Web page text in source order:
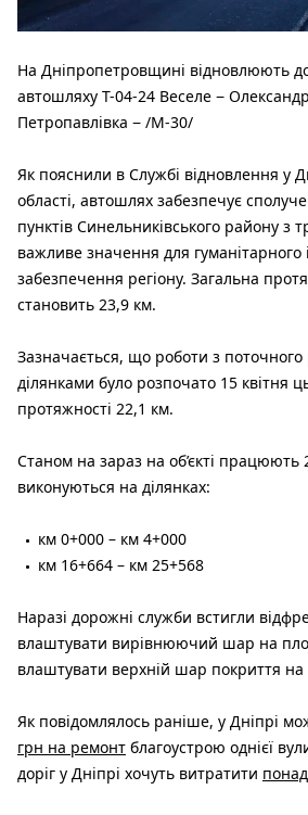
На Дніпропетровщині відновлюють
автошляху Т-04-24 Веселе −
Петропавлівка − /М-30/
Як пояснили в Службі відновлення у
області, автошлях забезпечує
пунктів Синельниківського району з
важливе значення для гуманітарного
забезпечення регіону. Загальна
становить 23,9 км.
Зазначається, що роботи з
ділянками було розпочато 15 квітня
протяжності 22,1 км.
Станом на зараз на об’єкті працюють
виконуються на ділянках:
км 0+000 – км 4+000
км 16+664 – км 25+568
Наразі дорожні служби встигли
влаштувати вирівнюючий шар на
влаштувати верхній шар покриття на
Як повідомлялось раніше, у Дніпрі
грн на ремонт благоустрою однієї
доріг у Дніпрі хочуть витратити